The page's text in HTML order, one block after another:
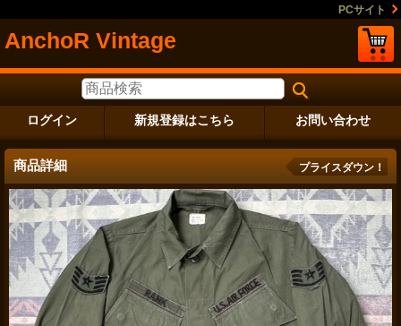
PCサイト
AnchoR Vintage
ログイン 新規登録はこちら お問い合わせ
商品詳細 プライスダウン！